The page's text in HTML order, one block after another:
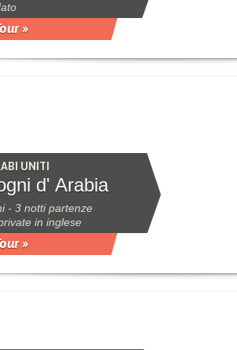
»
UNITI
d' Arabia
- 3 notti partenze
in inglese
»